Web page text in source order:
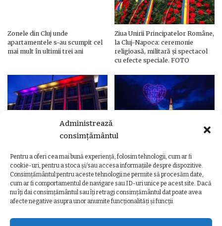
Administrează
consimțământul
Pentru a oferi cea mai bună experiență, folosim tehnologii, cum ar fi
cookie-uri, pentru a stoca și/sau accesa informațiile despre dispozitive.
Consimțământul pentru aceste tehnologii ne permite să procesăm date,
cum ar fi comportamentul de navigare sau ID-uri unice pe acest site. Dacă
nu îți dai consimțământul sau îți retragi consimțământul dat poate avea
afecte negative asupra unor anumite funcționalități și funcții.
Zonele din Cluj unde
apartamentele s-au scumpit cel
mai mult în ultimii trei ani
Ziua Unirii Principatelor Române,
la Cluj-Napoca: ceremonie
religioasă, militară și spectacol
cu efecte speciale. FOTO
Ziua Unirii Principatelor Române
– Clădiri și poduri din Cluj,
iluminate în culorile drapelului
Ziua Unirii la Cluj-Napoca.
Programul complet al
evenimentelor